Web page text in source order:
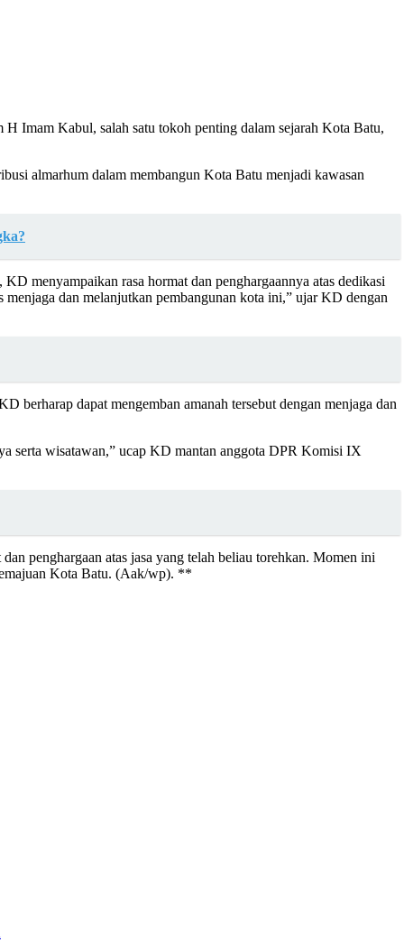
Imam Kabul, salah satu tokoh penting dalam sejarah Kota Batu,
almarhum dalam membangun Kota Batu menjadi kawasan
menyampaikan rasa hormat dan penghargaannya atas dedikasi
dan melanjutkan pembangunan kota ini,” ujar KD dengan
dapat mengemban amanah tersebut dengan menjaga dan
serta wisatawan,” ucap KD mantan anggota DPR Komisi IX
penghargaan atas jasa yang telah beliau torehkan. Momen ini
Kota Batu. (Aak/wp). **